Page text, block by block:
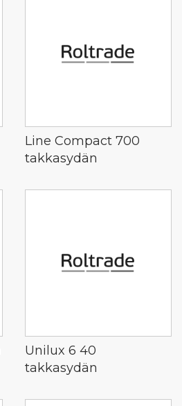
Line Compact 700
takkasydän
Unilux 6 40
takkasydän